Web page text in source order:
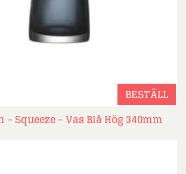
BESTÄLL
– Squeeze – Vas Blå Hög 340mm